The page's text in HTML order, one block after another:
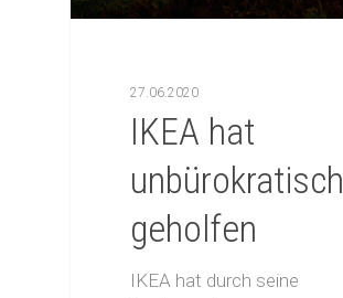
27.06.2020
IKEA hat
unbürokratisch
geholfen
IKEA hat durch seine